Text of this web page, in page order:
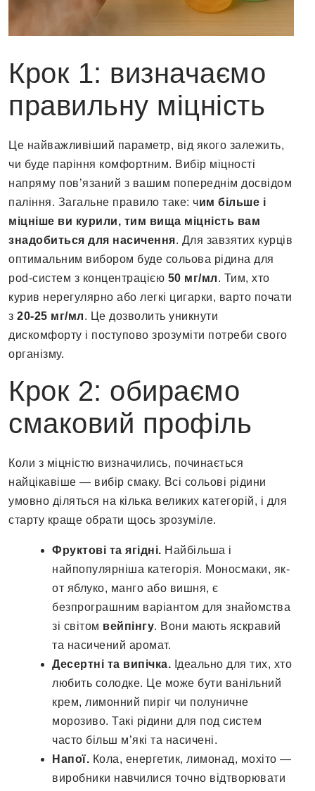
Крок 1: визначаємо
правильну міцність
Це найважливіший параметр, від якого залежить,
чи буде паріння комфортним. Вибір міцності
напряму пов’язаний з вашим попереднім досвідом
паління. Загальне правило таке: чим більше і
міцніше ви курили, тим вища міцність вам
знадобиться для насичення. Для завзятих курців
оптимальним вибором буде сольова рідина для
pod-систем з концентрацією 50 мг/мл. Тим, хто
курив нерегулярно або легкі цигарки, варто почати
з 20-25 мг/мл. Це дозволить уникнути
дискомфорту і поступово зрозуміти потреби свого
організму.
Крок 2: обираємо
смаковий профіль
Коли з міцністю визначились, починається
найцікавіше — вибір смаку. Всі сольові рідини
умовно діляться на кілька великих категорій, і для
старту краще обрати щось зрозуміле.
Фруктові та ягідні. Найбільша і
найпопулярніша категорія. Моносмаки, як-
от яблуко, манго або вишня, є
безпрограшним варіантом для знайомства
зі світом вейпінгу. Вони мають яскравий
та насичений аромат.
Десертні та випічка. Ідеально для тих, хто
любить солодке. Це може бути ванільний
крем, лимонний пиріг чи полуничне
морозиво. Такі рідини для под систем
часто більш м’які та насичені.
Напої. Кола, енергетик, лимонад, мохіто —
виробники навчилися точно відтворювати